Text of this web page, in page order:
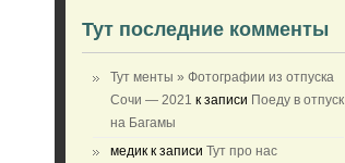
Тут последние комменты
Тут менты » Фотографии из отпуска
Сочи — 2021 к записи Поеду в отпуск
на Багамы
медик к записи Тут про нас